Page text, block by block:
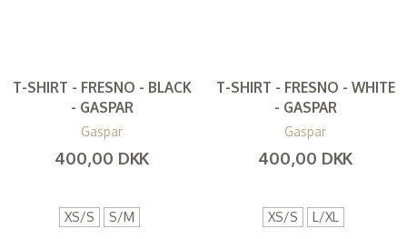
T-SHIRT - FRESNO - BLACK
- GASPAR
Gaspar
400,00 DKK
XS/S S/M
T-SHIRT - FRESNO - WHITE
- GASPAR
Gaspar
400,00 DKK
XS/S L/XL